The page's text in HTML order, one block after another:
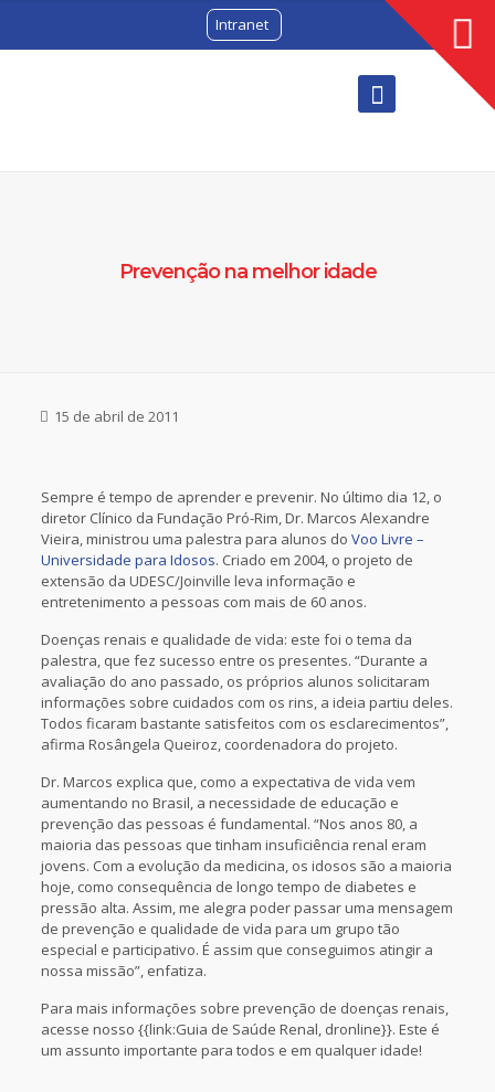
Intranet
Prevenção na melhor idade
15 de abril de 2011
Sempre é tempo de aprender e prevenir. No último dia 12, o
diretor Clínico da Fundação Pró-Rim, Dr. Marcos Alexandre
Vieira, ministrou uma palestra para alunos do Voo Livre –
Universidade para Idosos. Criado em 2004, o projeto de
extensão da UDESC/Joinville leva informação e
entretenimento a pessoas com mais de 60 anos.
Doenças renais e qualidade de vida: este foi o tema da
palestra, que fez sucesso entre os presentes. “Durante a
avaliação do ano passado, os próprios alunos solicitaram
informações sobre cuidados com os rins, a ideia partiu deles.
Todos ficaram bastante satisfeitos com os esclarecimentos”,
afirma Rosângela Queiroz, coordenadora do projeto.
Dr. Marcos explica que, como a expectativa de vida vem
aumentando no Brasil, a necessidade de educação e
prevenção das pessoas é fundamental. “Nos anos 80, a
maioria das pessoas que tinham insuficiência renal eram
jovens. Com a evolução da medicina, os idosos são a maioria
hoje, como consequência de longo tempo de diabetes e
pressão alta. Assim, me alegra poder passar uma mensagem
de prevenção e qualidade de vida para um grupo tão
especial e participativo. É assim que conseguimos atingir a
nossa missão”, enfatiza.
Para mais informações sobre prevenção de doenças renais,
acesse nosso {{link:Guia de Saúde Renal, dronline}}. Este é
um assunto importante para todos e em qualquer idade!